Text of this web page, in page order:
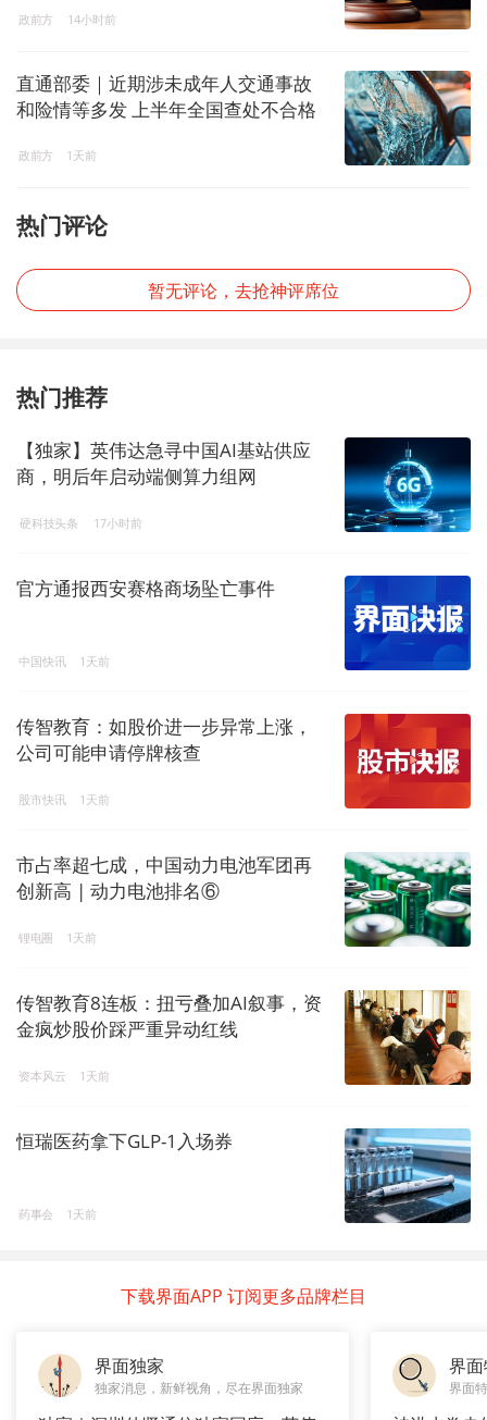
政前方 14小时前
直通部委｜近期涉未成年人交通事故
和险情等多发 上半年全国查处不合格
政前方 1天前
热门评论
暂无评论，去抢神评席位
热门推荐
【独家】英伟达急寻中国AI基站供应
商，明后年启动端侧算力组网
硬科技头条 17小时前
官方通报西安赛格商场坠亡事件
中国快讯 1天前
传智教育：如股价进一步异常上涨，
公司可能申请停牌核查
股市快讯 1天前
市占率超七成，中国动力电池军团再
创新高 | 动力电池排名⑥
锂电圈 1天前
传智教育8连板：扭亏叠加AI叙事，资
金疯炒股价踩严重异动红线
资本风云 1天前
恒瑞医药拿下GLP-1入场券
药事会 1天前
下载界面APP 订阅更多品牌栏目
界面独家
独家消息，新鲜视角，尽在界面独家
界
界面